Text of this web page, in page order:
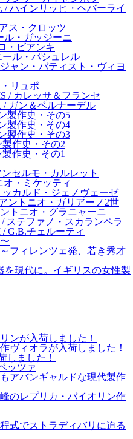
ハインリッヒ・ヘバーライ
ス・クロッツ
・ガッジーニ
・ビアンキ
ル・パシュレル
ャン・バティスト・ヴィヨ
リュポ
/ カレッサ＆フランセ
ガン＆ベルナーデル
製作史・その5
製作史・その4
製作史・その3
作史・その2
作史・その1
セルモ・カルレット
・ミケッティ
カルド・ジェノヴェーゼ
ントニオ・ガリアーノ2世
トニオ・グラニャーニ
ステファノ・スカランペラ
G.B.チェルーティ
フィレンツェ発、若き秀才
を現代に。イギリスの女性製
ンが入荷しました！
ヴィオラが入荷しました！
しました！
ッツァ
アバンギャルドな現代製作
のレプリカ・バイオリン作
式でストラディバリに迫る